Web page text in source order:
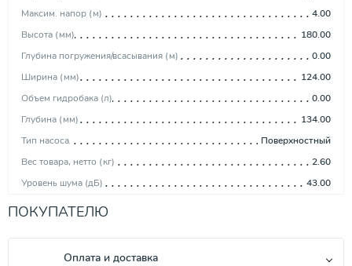
Максим. напор (м)
4.00
Высота (мм)
180.00
Глубина погружения/всасывания (м)
0.00
Ширина (мм)
124.00
Объем гидробака (л)
0.00
Глубина (мм)
134.00
Тип насоса
Поверхностный
Вес товара, нетто (кг)
2.60
Уровень шума (дБ)
43.00
Мощность (кВт)
ПОКУПАТЕЛЮ
Оплата и доставка